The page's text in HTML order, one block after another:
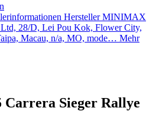
Hersteller MINIMAX
28/D, Lei Pou Kok, Flower City,
Macau, n/a, MO, mode… Mehr
Carrera Sieger Rallye